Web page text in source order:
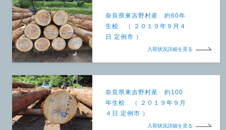
奈良県東吉野村産 約60年
生桧 （ ２０１９年９月４
日 定例市 ）
入荷状況詳細を見る
奈良県東吉野村産 約100
年生桧 （ ２０１９年９月
４日 定例市 ）
入荷状況詳細を見る